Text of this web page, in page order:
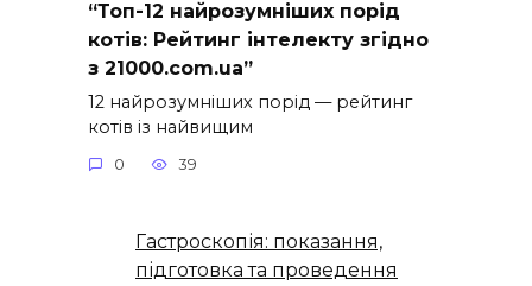
“Топ-12 найрозумніших порід
котів: Рейтинг інтелекту згідно
з 21000.com.ua”
12 найрозумніших порід — рейтинг
котів із найвищим
0 39
Гастроскопія: показання,
підготовка та проведення